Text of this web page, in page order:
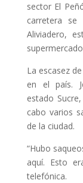
sector El
carretera
Aliviadero,
La escasez
en el país.
estado
cabo varios
de la ciudad.
“Hubo
aquí. Esto
telefónica.